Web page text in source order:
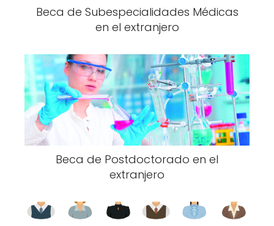
Beca de Subespecialidades Médicas
en el extranjero
Beca de Postdoctorado en el
extranjero